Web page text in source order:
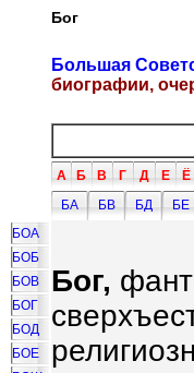
Бог
Большая
биографии,
А Б В Г Д Е Ё
БА
БВ БД БЕ
БОА
БОБ
БОВ
БОГ
БОД
БОЕ
Бог,